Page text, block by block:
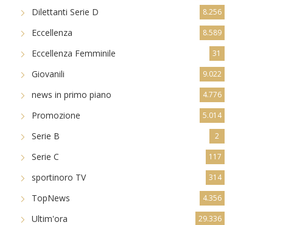
Dilettanti Serie D 8.256
Eccellenza 8.589
Eccellenza Femminile 31
Giovanili 9.022
news in primo piano 4.776
Promozione 5.014
Serie B 2
Serie C 117
sportinoro TV 314
TopNews 4.356
Ultim'ora 29.336